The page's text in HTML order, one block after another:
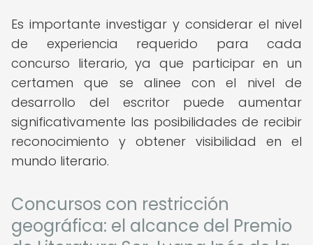
Es importante investigar y considerar el nivel
de experiencia requerido para cada
concurso literario, ya que participar en un
certamen que se alinee con el nivel de
desarrollo del escritor puede aumentar
significativamente las posibilidades de recibir
reconocimiento y obtener visibilidad en el
mundo literario.
Concursos con restricción
geográfica: el alcance del Premio